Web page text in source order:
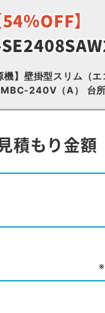
54％OFF】
機】壁掛型スリム（
240V（A） 台
積もり金額